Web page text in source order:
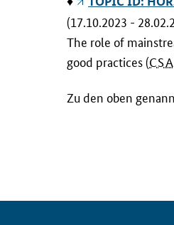
(17.10.2023 -
The role of
good practices (CSA
Zu den oben